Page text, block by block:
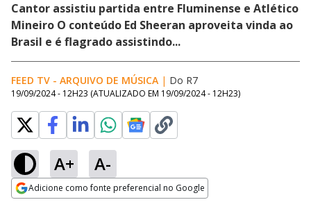
Cantor assistiu partida entre Fluminense e Atlético
Mineiro O conteúdo Ed Sheeran aproveita vinda ao
Brasil e é flagrado assistindo...
FEED TV - ARQUIVO DE MÚSICA | Do R7
19/09/2024 - 12H23 (ATUALIZADO EM 19/09/2024 - 12H23)
A+ A-
Adicione como fonte preferencial no Google